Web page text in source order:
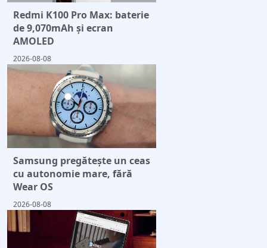
Redmi K100 Pro Max: baterie
de 9,070mAh și ecran
AMOLED
2026-08-08
Samsung pregătește un ceas
cu autonomie mare, fără
Wear OS
2026-08-08